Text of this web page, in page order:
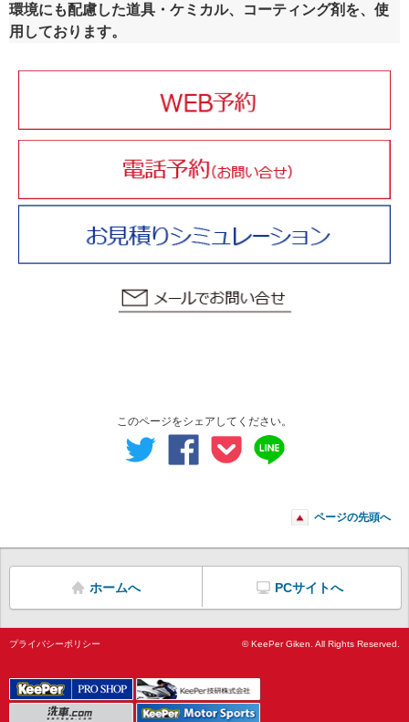
環境にも配慮した道具・ケミカル、コーティング剤を、使
用しております。
059-273-5010
このページをシェアしてください。
ページの先頭へ
ホームへ PCサイトへ
プライバシーポリシー © KeePer Giken. All Rights Reserved.